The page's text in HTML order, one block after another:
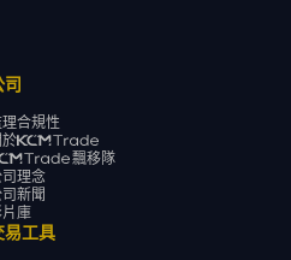
司
理合規性
於
飄移隊
理念
新聞
庫
易工具